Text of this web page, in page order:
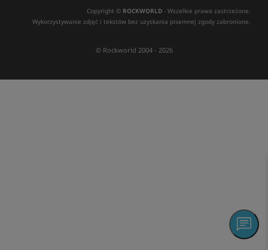
Copyright © ROCKWORLD - Wszelkie prawa zastrzeżone.
Wykorzystywanie zdjęć i tekstów bez uzyskania pisemnej zgody zabronione.
© Rockworld 2004 - 2026